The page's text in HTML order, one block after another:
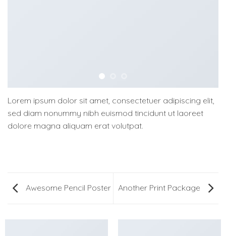
Lorem ipsum dolor sit amet, consectetuer adipiscing elit,
sed diam nonummy nibh euismod tincidunt ut laoreet
dolore magna aliquam erat volutpat.
Awesome Pencil Poster Another Print Package